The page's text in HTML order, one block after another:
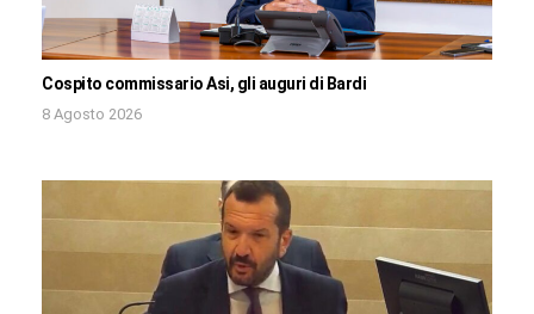
Cospito commissario Asi, gli auguri di Bardi
8 Agosto 2026